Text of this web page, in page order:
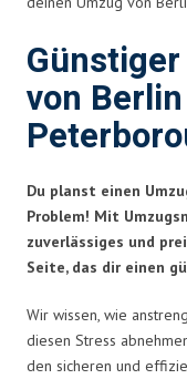
von
Du planst einen
Problem! Mit
zuverlässiges und
Seite, das dir einen
Wir wissen, wie
diesen Stress
den sicheren und